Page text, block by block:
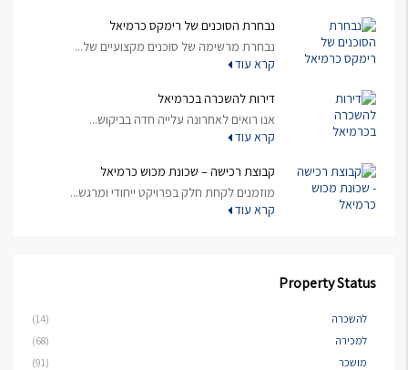
נבחרת הסוכנים של רימקס כרמיאל
נבחרת מרשימה של סוכנים מקצועיים של...
קרא עוד
דירות להשכרה בכרמיאל
אנו רואים לאחרונה עלייה חדה בביקוש...
קרא עוד
קבוצת רכישה – שכונת מכוש כרמיאל
מוזמנים לקחת חלק בפרויקט ייחודי ומרגש...
קרא עוד
Property Status
להשכרה
(14)
למכירה
(68)
מושכר
(91)